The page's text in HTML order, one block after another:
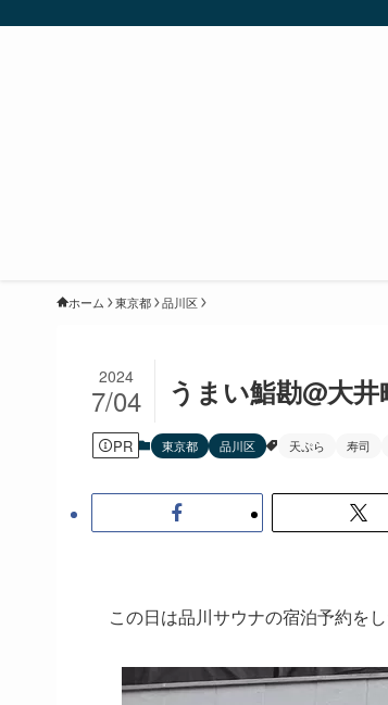
ホーム 東京都 品川区
うまい鮨勘@大
2024
7/04
PR 東京都 品川区 天ぷら 寿司
この日は品川サウナの宿泊予約を